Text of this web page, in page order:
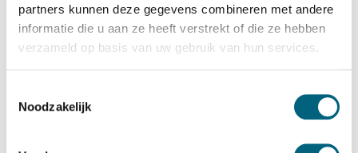
partners kunnen deze gegevens combineren met andere
informatie die u aan ze heeft verstrekt of die ze hebben
verzameld op basis van uw gebruik van hun services.
Noodzakelijk
Kwalitatief hoogstaade officieel ECB-S gecertificeerde
inbraakwerende kluis in de klasse S2 / grade S2 / CEN S2
conform EN 14450. Standaard uitgevoerd met een